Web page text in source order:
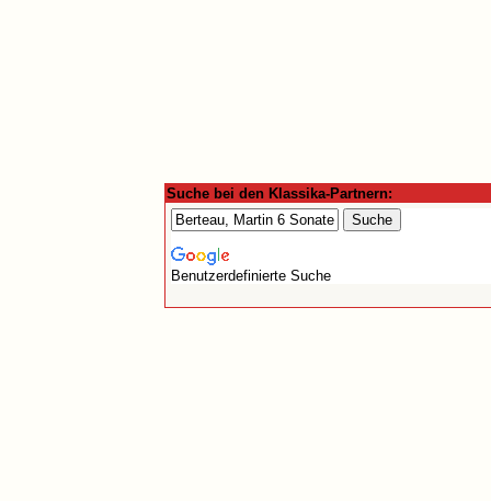
Suche bei den Klassika-Partnern:
Benutzerdefinierte Suche